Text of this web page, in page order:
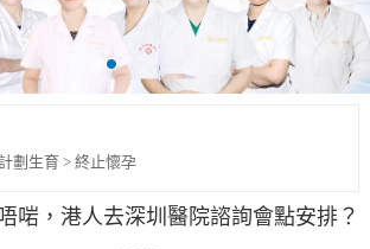
計劃生育> 終止懷孕
啱，港人去深圳醫院諮詢會點安排？